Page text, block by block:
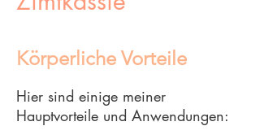
Körperliche Vorteile
Hier sind einige meiner
Hauptvorteile und Anwendungen: